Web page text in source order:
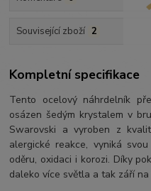
Související zboží 2
Kompletní specifikace
Tento ocelový náhrdelník
osázen šedým krystalem v
Swarovski a vyroben z
alergické reakce, vyniká
oděru, oxidaci i korozi. Díky
daleko více světla a tak září